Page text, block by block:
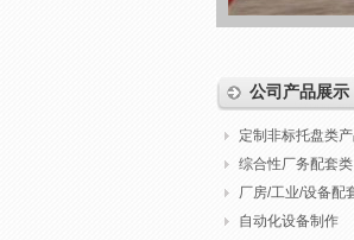
公司产品展示
综合性厂务配套类
自动化设备制作